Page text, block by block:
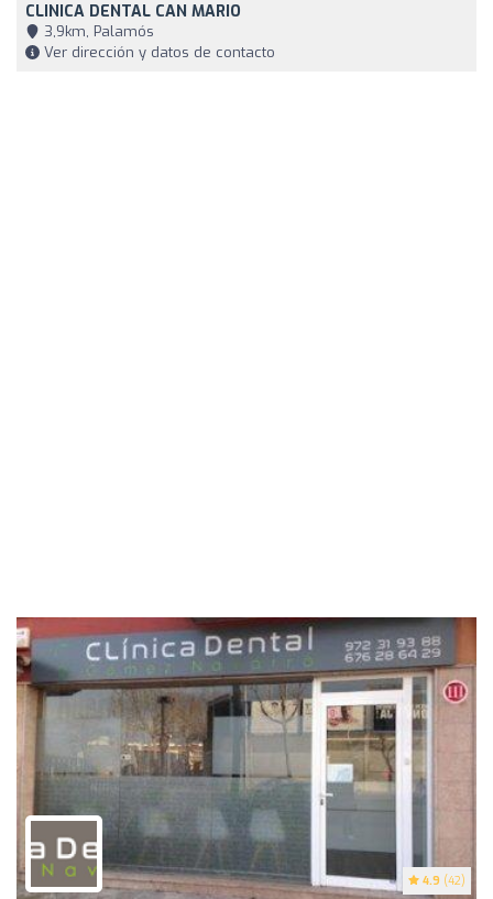
CLINICA DENTAL CAN MARIO
3,9km, Palamós
Ver dirección y datos de contacto
4.9 (42)